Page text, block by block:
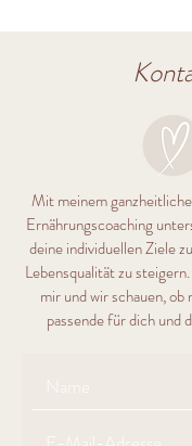
Mit meinem
Ernährungscoaching
deine individuellen Ziele
Lebensqualität zu
mir und wir schauen,
passende für dich und